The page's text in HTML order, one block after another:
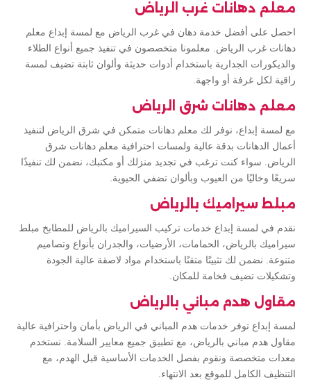
معلم دهانات غرب الرياض
احصل على أفضل خدمة دهان في غرب الرياض مع لمسة إبداع معلم
دهانات غرب الرياض. معلمونا متخصصون في تنفيذ جميع أنواع الطلاء
والديكورات الجدارية باستخدام أدوات حديثة وألوان ثابتة تضيف لمسة
راقية لكل غرفة أو واجهة.
معلم دهانات شرق الرياض
مع لمسة إبداع، نوفر لك معلم دهانات متمكن في شرق الرياض لتنفيذ
أعمال الدهانات بدقة عالية ولمسات احترافية معلم دهانات شرق
الرياض. سواء كنت ترغب في تجديد منزلك أو مكتبك، نضمن لك تنفيذًا
سريعًا وخاليًا من العيوب وبألوان تضفي الحيوية.
مبلط سيراميك بالرياض
نقدم في لمسة إبداع خدمات تركيب السيراميك بالرياض للمطابخ مبلط
سيراميك بالرياض، الحمامات، الأرضيات، والجدران بأنواع وتصاميم
متنوعة. نضمن لك تثبيتًا متقنًا باستخدام مواد لاصقة عالية الجودة
وتشكيلات تضيف فخامة للمكان.
مقاول هدم مباني بالرياض
لمسة إبداع توفر خدمات هدم المباني في الرياض بأمان واحترافية عالية
مقاول هدم مباني بالرياض، مع تطبيق جميع معايير السلامة. نستخدم
معدات متخصصة ونقوم بفصل الخدمات الأساسية قبل الهدم، مع
التنظيف الكامل للموقع بعد الانتهاء.